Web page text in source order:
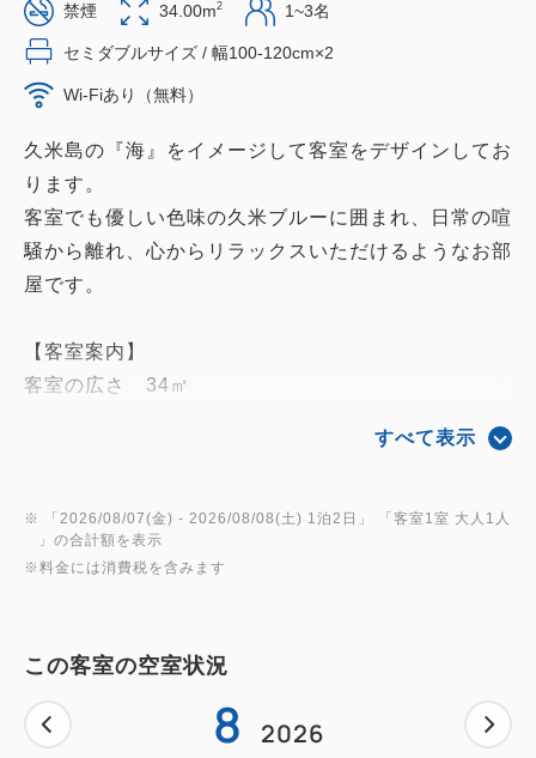
禁煙 34.00m2 1~3名
セミダブルサイズ / 幅100-120cm×2
Wi-Fiあり（無料）
久米島の『海』をイメージして客室をデザインしてお
ります。
客室でも優しい色味の久米ブルーに囲まれ、日常の喧
騒から離れ、心からリラックスいただけるようなお部
屋です。
【客室案内】
客室の広さ 34㎡
※3名以上でご利用の場合はソファベッドでのご用意
となります。
無料Wi-Fi（全室）・禁煙ルーム・ユニットバス・ウ
ス・冷暖房・冷蔵庫・ハンガー・ヘアドライヤー・湯
すべて表示
※ 「 2026/08/07(金) - 2026/08/08(土) 1泊2日 」 「客室1室 大人1人
」の合計額を表示
※料金には消費税を含みます
この客室の空室状況
8 2026